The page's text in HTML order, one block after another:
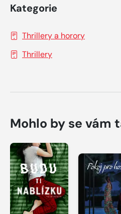
Kategorie
Thrillery a horory
Thrillery
Mohlo by se vám